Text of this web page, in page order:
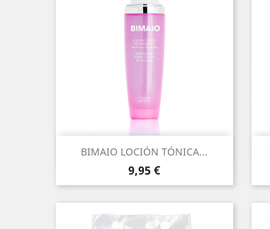
BIMAIO LOCIÓN TÓNICA...
Precio
9,95 €
 Vista rápida